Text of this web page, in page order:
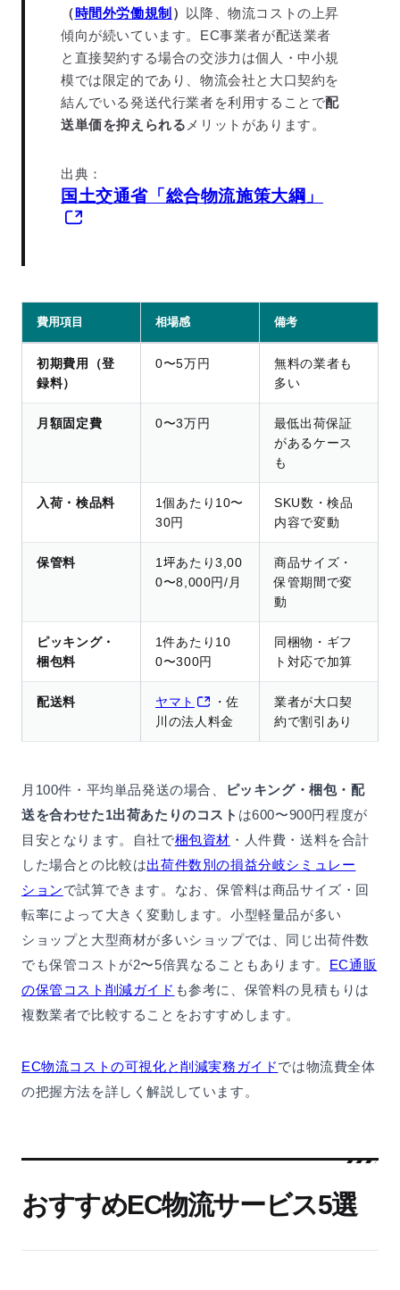
（時間外労働規制 ） 以降、物流コストの上昇
傾向が続いています。EC事業者が配送業者
と直接契約する場合の交渉力は個人・中小規
模では限定的であり、物流会社と大口契約を
結んでいる発送代行業者を利用することで配
送単価を抑えられるメリットがあります。
出典：
国土交通省「総合物流施策大綱」
費用項目 相場感 備考
初期費用（登
録料）
0〜5万円
無料の業者も
多い
月額固定費 0〜3万円
最低出荷保証
があるケース
も
入荷・検品料
1個あたり10〜
30円
SKU数・検品
内容で変動
保管料
1坪あたり3,00
0〜8,000円/月
商品サイズ・
保管期間で変
動
ピッキング・
梱包料
1件あたり10
0〜300円
同梱物・ギフ
ト対応で加算
配送料 ヤマト
・佐
川の法人料金
業者が大口契
約で割引あり
月100件・平均単品発送の場合、
ピッキング・梱包・配
送を合わせた1出荷あたりのコスト は600〜900円程度が
目安となります。自社で梱包資材 ・人件費・送料を合計
した場合との比較は出荷件数別の損益分岐シミュレー
ションで試算できます。なお、保管料は商品サイズ・回
転率によって大きく変動します。小型軽量品が多い
ショップと大型商材が多いショップでは、同じ出荷件数
でも保管コストが2〜5倍異なることもあります。 EC通販
の保管コスト削減ガイド も参考に、保管料の見積もりは
複数業者で比較することをおすすめします。
EC物流コストの可視化と削減実務ガイドでは物流費全体
の把握方法を詳しく解説しています。
おすすめEC物流サービス5選